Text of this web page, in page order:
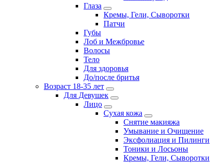
Глаза
Кремы, Гели, Сыворотки
Патчи
Губы
Лоб и Межбровье
Волосы
Тело
Для здоровья
До/после бритья
Возраст 18-35 лет
Для Девушек
Лицо
Сухая кожа
Снятие макияжа
Умывание и Очищение
Эксфолиация и Пилинги
Тоники и Лосьоны
Кремы, Гели, Сыворотки